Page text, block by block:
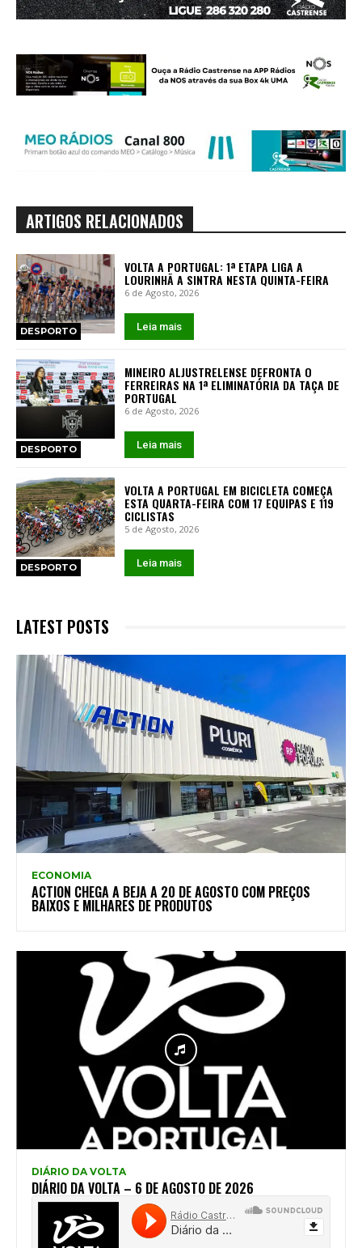
ARTIGOS RELACIONADOS
DESPORTO
VOLTA A PORTUGAL: 1ª ETAPA LIGA A
LOURINHÃ A SINTRA NESTA QUINTA-FEIRA
6 de Agosto, 2026
Leia mais
DESPORTO
MINEIRO ALJUSTRELENSE DEFRONTA O
FERREIRAS NA 1ª ELIMINATÓRIA DA TAÇA DE
PORTUGAL
6 de Agosto, 2026
Leia mais
DESPORTO
VOLTA A PORTUGAL EM BICICLETA COMEÇA
ESTA QUARTA-FEIRA COM 17 EQUIPAS E 119
CICLISTAS
5 de Agosto, 2026
Leia mais
LATEST POSTS
ECONOMIA
ACTION CHEGA A BEJA A 20 DE AGOSTO COM PREÇOS
BAIXOS E MILHARES DE PRODUTOS
DIÁRIO DA VOLTA
DIÁRIO DA VOLTA – 6 DE AGOSTO DE 2026